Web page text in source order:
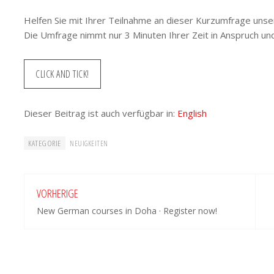
Helfen Sie mit Ihrer Teilnahme an dieser Kurzumfrage
Die Umfrage nimmt nur 3 Minuten Ihrer Zeit in Anspruch
CLICK AND TICK!
Dieser Beitrag ist auch verfügbar in: English
KATEGORIE NEUIGKEITEN
VORHERIGE
New German courses in Doha · Register now!